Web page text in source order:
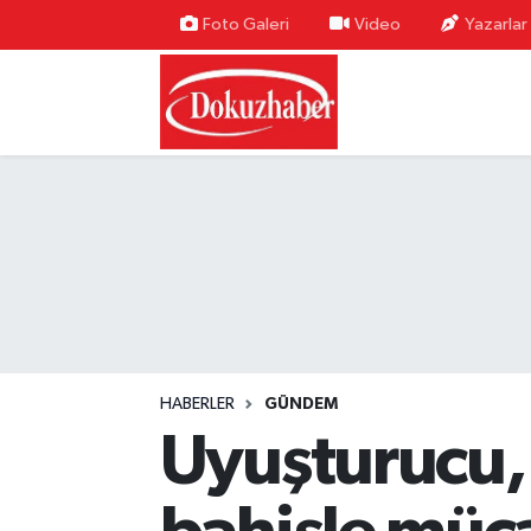
Foto Galeri Video Yazarlar
HABERLER GÜNDEM
Uyuşturucu,
Hava Durumu
Trafik Durumu